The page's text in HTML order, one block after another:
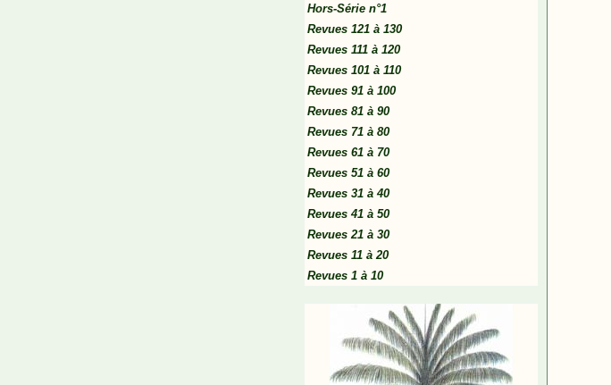
Hors-Série n°1
Revues 121 à 130
Revues 111 à 120
Revues 101 à 110
Revues 91 à 100
Revues 81 à 90
Revues 71 à 80
Revues 61 à 70
Revues 51 à 60
Revues 31 à 40
Revues 41 à 50
Revues 21 à 30
Revues 11 à 20
Revues 1 à 10